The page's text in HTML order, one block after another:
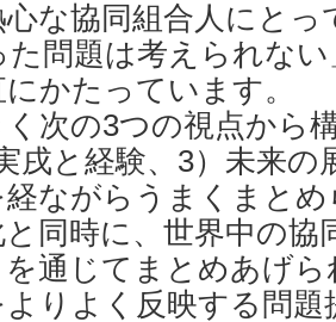
心な協同組合人にと
た問題は考えられな
かたっています。
次の3つの視点から
戌と経験、3）未来の
ながらうまくまと
同時に、世界中の協
通じてまとめあげ
りよく反映する問